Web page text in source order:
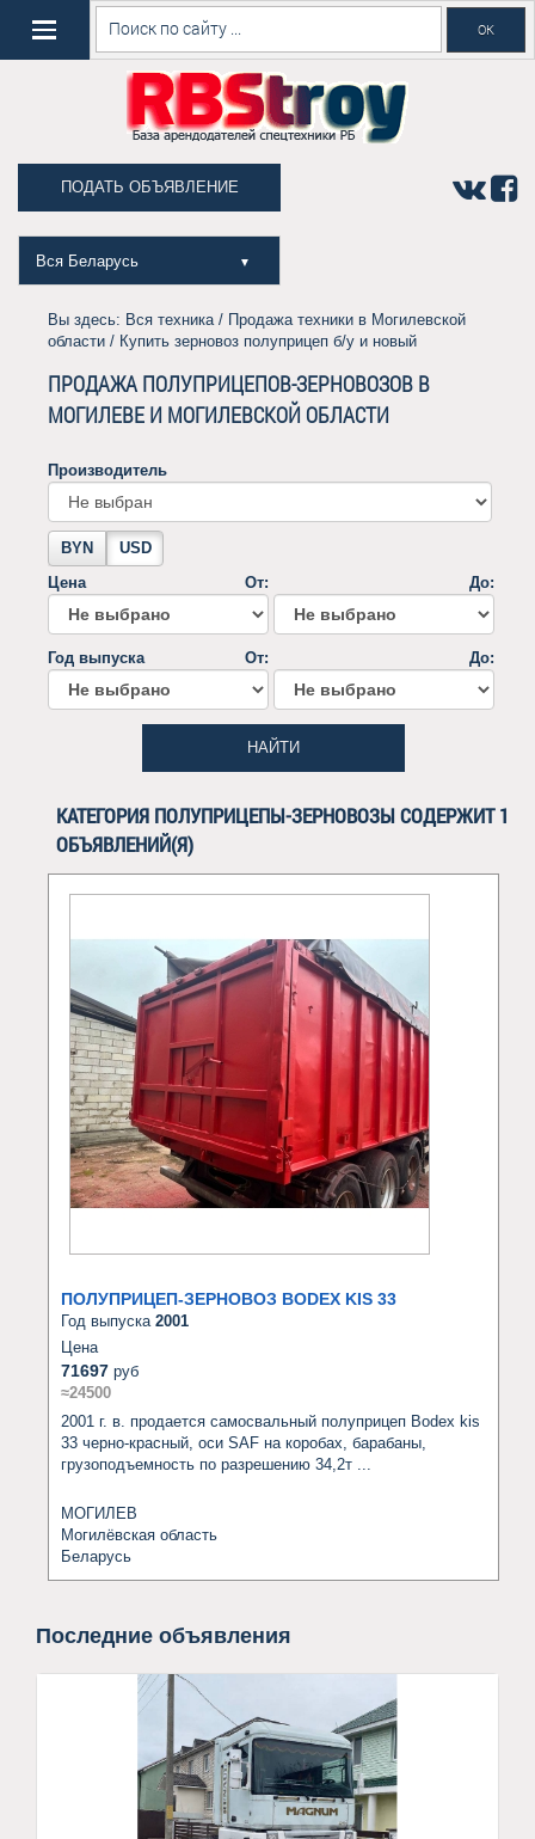
ПОДАТЬ ОБЪЯВЛЕНИЕ
Вся Беларусь ▼
Вы здесь: Вся техника/ Продажа техники в Могилевской
области / Купить зерновоз полуприцеп б/у и новый
ПРОДАЖА ПОЛУПРИЦЕПОВ-ЗЕРНОВОЗОВ В
МОГИЛЕВЕ И МОГИЛЕВСКОЙ ОБЛАСТИ
Производитель
BYN
USD
Цена
От: До:
Год выпуска От: До:
НАЙТИ
КАТЕГОРИЯ ПОЛУПРИЦЕПЫ-ЗЕРНОВОЗЫ СОДЕРЖИТ 1
ОБЪЯВЛЕНИЙ(Я)
ПОЛУПРИЦЕП-ЗЕРНОВОЗ BODEX KIS 33
Год выпуска 2001
Цена
71697 руб
≈24500
2001 г. в. продается самосвальный полуприцеп Bodex kis
33 черно-красный, оси SAF на коробах, барабаны,
грузоподъемность по разрешению 34,2т ...
МОГИЛЕВ
Могилёвская область
Беларусь
Последние объявления